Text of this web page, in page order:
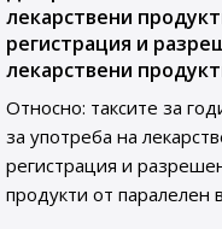
лекарствени
регистрация и
лекарствени
Относно: таксите за
за употреба на
регистрация и
продукти от паралелен